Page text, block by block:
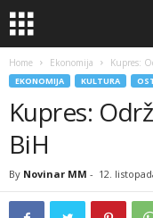
Home Ekonomija Kupres:
EKONOMIJA KULTURA
Kupres:
BiH
By Novinar MM - 12.